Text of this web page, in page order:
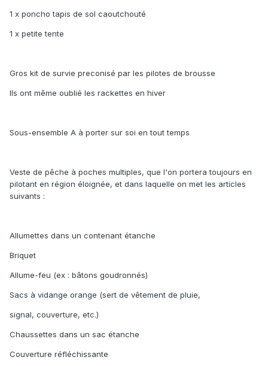
1 x poncho tapis de sol caoutchouté
1 x petite tente
Gros kit de survie preconisé par les pilotes de brousse
Ils ont même oublié les rackettes en hiver
Sous-ensemble A à porter sur soi en tout temps
Veste de pêche à poches multiples, que l'on portera toujours en
pilotant en région éloignée, et dans laquelle on met les articles
suivants :
Allumettes dans un contenant étanche
Briquet
Allume-feu (ex : bâtons goudronnés)
Sacs à vidange orange (sert de vêtement de pluie,
signal, couverture, etc.)
Chaussettes dans un sac étanche
Couverture réfléchissante